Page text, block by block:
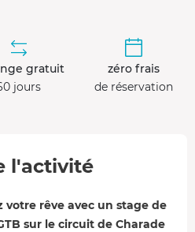
gratuit
jours
zéro frais
de réservation
l'activité
votre rêve avec un stage de
sur le circuit de Charade